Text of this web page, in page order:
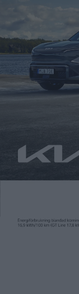
Nytt
ute nu!
Fredrik
kameraövervakat
snabbladdare i
Vi har haft lite
medvetna om